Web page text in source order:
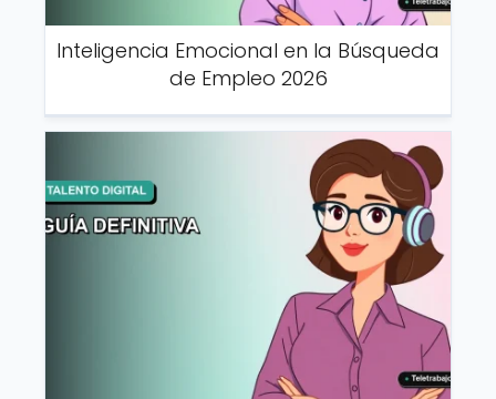
Inteligencia Emocional en la Búsqueda
de Empleo 2026